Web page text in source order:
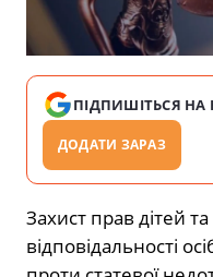
ПІДПИШІТЬСЯ НА
ДОДАТИ ЗАРАЗ
Захист прав дітей
відповідальності